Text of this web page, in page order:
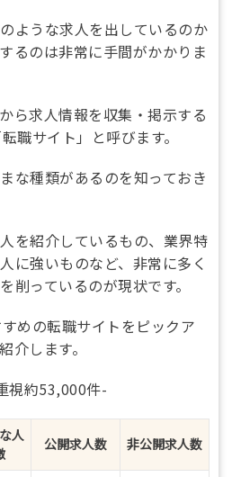
ような求人を出しているのか
るのは非常に手間がかかりま
ら求人情報を収集・掲示する
職サイト」と呼びます。
な種類があるのを知っておき
を紹介しているもの、業界特
に強いものなど、非常に多く
削っているのが現状です。
めの転職サイトをピックア
介します。
視約53,000件-
人
公開求人数 非公開求人数